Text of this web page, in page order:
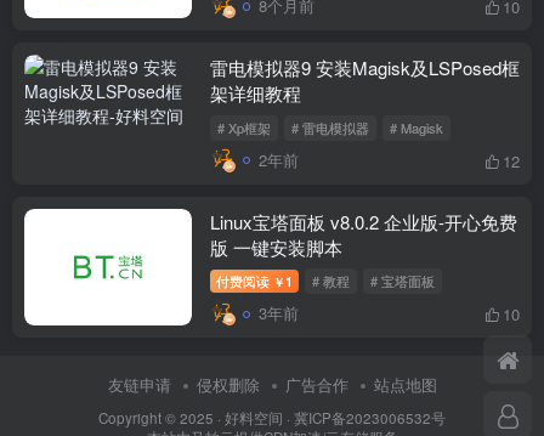
8个月前 10
雷电模拟器9 安装Magisk及LSPosed框
架详细教程
# Xp框架 # 雷电模拟器 # Magisk
2年前 12
Linux宝塔面板 v8.0.2 企业版-开心免费
版 一键安装脚本
付费阅读 ￥ 1 # 教程 # 宝塔面板
3年前 10
友链申请 侵权删除 广告合作 站点地图
Copyright © 2025 · 好料空间 · 冀ICP备2023006532号